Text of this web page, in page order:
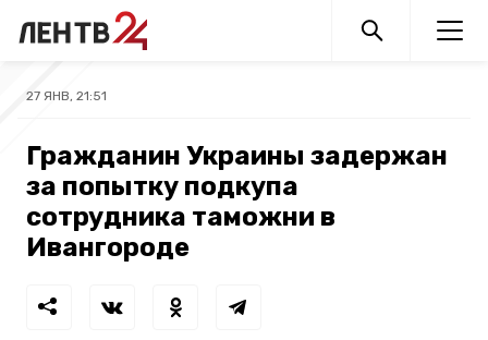
27 ЯНВ, 21:51
Гражданин Украины задержан
за попытку подкупа
сотрудника таможни в
Ивангороде